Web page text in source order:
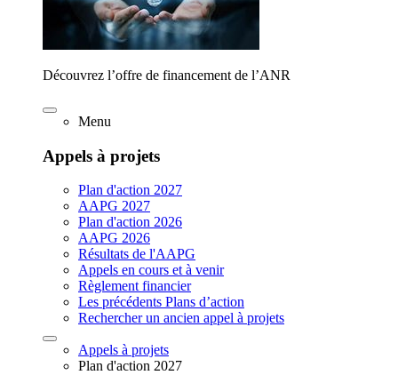
Découvrez l’offre de financement de l’ANR
Menu
Appels à projets
Plan d'action 2027
AAPG 2027
Plan d'action 2026
AAPG 2026
Résultats de l'AAPG
Appels en cours et à venir
Règlement financier
Les précédents Plans d’action
Rechercher un ancien appel à projets
Appels à projets
Plan d'action 2027